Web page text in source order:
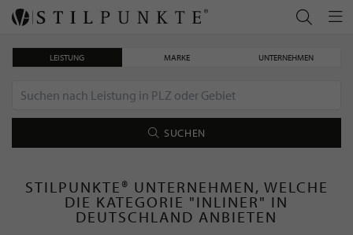
LEISTUNG MARKE UNTERNEHMEN
SUCHEN
STILPUNKTE® UNTERNEHMEN, WELCHE
DIE KATEGORIE "INLINER" IN
DEUTSCHLAND ANBIETEN